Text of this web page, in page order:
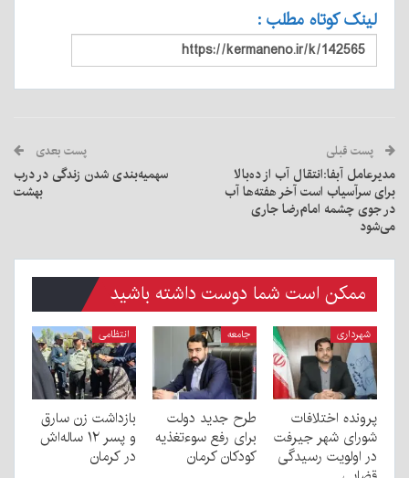
لینک کوتاه مطلب :
پست قبلی
مدیرعامل آبفا:انتقال آب از ده‌بالا
برای سرآسیاب است آخر هفته‌ها آب
در جوی‌ چشمه امام‌رضا جاری
می‌شود
پست بعدی
سهمیه‌بندی شدن زندگی در درب
بهشت
ممکن است شما دوست داشته باشید
شهرداری
پرونده اختلافات
شورای شهر جیرفت
در اولویت رسیدگی
جامعه
طرح جدید دولت
برای رفع سوءتغذیه
کودکان کرمان
انتظامی
بازداشت زن سارق
و پسر ۱۲ ساله‌اش
در کرمان